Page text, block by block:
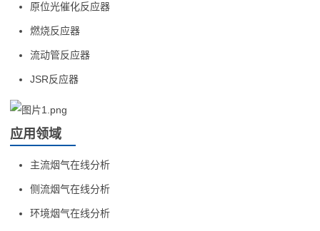
原位光催化反应器
燃烧反应器
流动管反应器
JSR反应器
应用领域
主流烟气在线分析
侧流烟气在线分析
环境烟气在线分析